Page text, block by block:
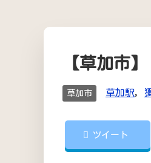
【草加市
草加市 草加駅,
ツイート